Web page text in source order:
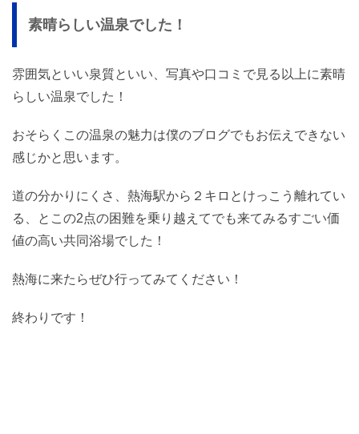
素晴らしい温泉でした！
雰囲気といい泉質といい、写真や口コミで見る以上に素晴
らしい温泉でした！
おそらくこの温泉の魅力は僕のブログでもお伝えできない
感じかと思います。
道の分かりにくさ、熱海駅から２キロとけっこう離れてい
る、とこの2点の困難を乗り越えてでも来てみるすごい価
値の高い共同浴場でした！
熱海に来たらぜひ行ってみてください！
終わりです！